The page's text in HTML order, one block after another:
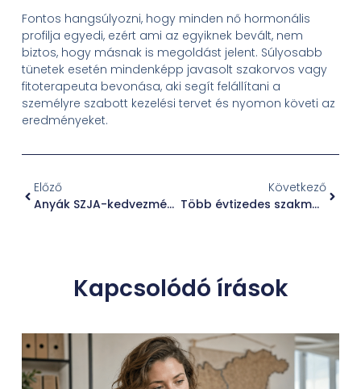
Fontos hangsúlyozni, hogy minden nő hormonális
profilja egyedi, ezért ami az egyiknek bevált, nem
biztos, hogy másnak is megoldást jelent. Súlyosabb
tünetek esetén mindenképp javasolt szakorvos vagy
fitoterapeuta bevonása, aki segít felállítani a
személyre szabott kezelési tervet és nyomon követi az
eredményeket.
Előző
Anyák SZJA-kedvezménye 2026: változások, jogosultság és munkáltatói feladatok HR-szemmel
Következő
Több évtizedes szakmai út az építészettől a fővárosi városfejlesztésig
Kapcsolódó írások